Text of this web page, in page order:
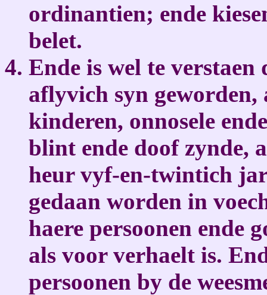
ordinantien; ende
belet.
Ende is wel te verstaen
aflyvich syn geworden,
kinderen, onnosele
blint ende doof zynde,
heur vyf-en-twintich
gedaan worden in
haere persoonen ende
als voor verhaelt is.
persoonen by de